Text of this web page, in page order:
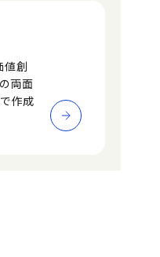
値創
両面
作成